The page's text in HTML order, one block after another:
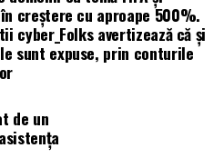
firmele pot fi afectate
nicio legătură directă cu
sau vânzarea de bilete.
în contextul
creștere cu aproape 500%.
cyber_Folks avertizează că și
sunt expuse, prin conturile
de un